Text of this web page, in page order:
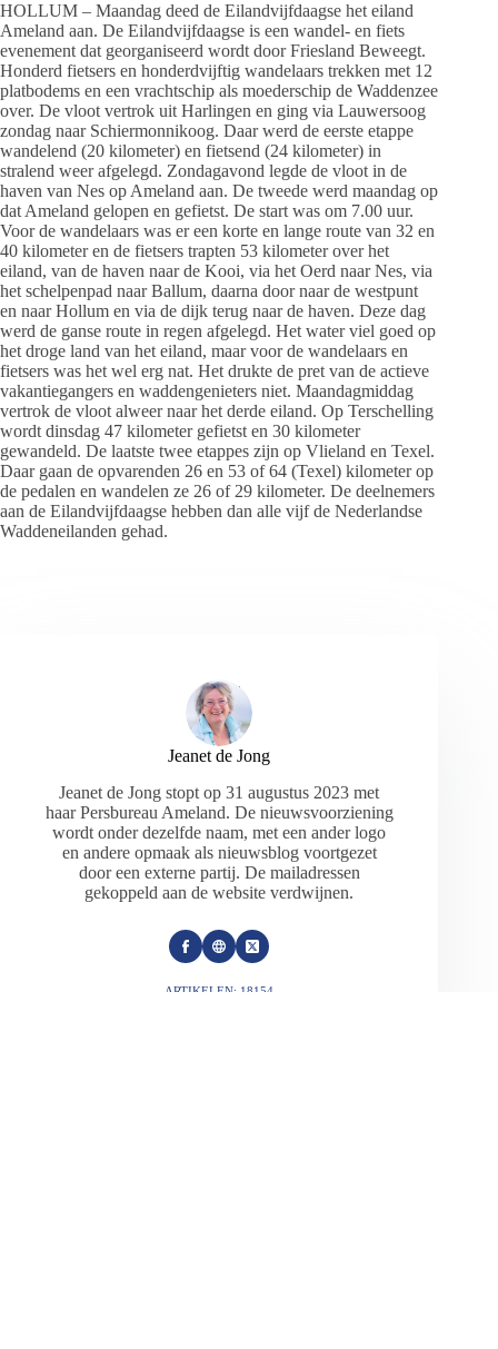
HOLLUM – Maandag deed de Eilandvijfdaagse het eiland
Ameland aan. De Eilandvijfdaagse is een wandel- en fiets
evenement dat georganiseerd wordt door Friesland Beweegt.
Honderd fietsers en honderdvijftig wandelaars trekken met 12
platbodems en een vrachtschip als moederschip de Waddenzee
over. De vloot vertrok uit Harlingen en ging via Lauwersoog
zondag naar Schiermonnikoog. Daar werd de eerste etappe
wandelend (20 kilometer) en fietsend (24 kilometer) in
stralend weer afgelegd. Zondagavond legde de vloot in de
haven van Nes op Ameland aan. De tweede werd maandag op
dat Ameland gelopen en gefietst. De start was om 7.00 uur.
Voor de wandelaars was er een korte en lange route van 32 en
40 kilometer en de fietsers trapten 53 kilometer over het
eiland, van de haven naar de Kooi, via het Oerd naar Nes, via
het schelpenpad naar Ballum, daarna door naar de westpunt
en naar Hollum en via de dijk terug naar de haven. Deze dag
werd de ganse route in regen afgelegd. Het water viel goed op
het droge land van het eiland, maar voor de wandelaars en
fietsers was het wel erg nat. Het drukte de pret van de actieve
vakantiegangers en waddengenieters niet. Maandagmiddag
vertrok de vloot alweer naar het derde eiland. Op Terschelling
wordt dinsdag 47 kilometer gefietst en 30 kilometer
gewandeld. De laatste twee etappes zijn op Vlieland en Texel.
Daar gaan de opvarenden 26 en 53 of 64 (Texel) kilometer op
de pedalen en wandelen ze 26 of 29 kilometer. De deelnemers
aan de Eilandvijfdaagse hebben dan alle vijf de Nederlandse
Waddeneilanden gehad.
Jeanet de Jong
Jeanet de Jong stopt op 31 augustus 2023 met
haar Persbureau Ameland. De nieuwsvoorziening
wordt onder dezelfde naam, met een ander logo
en andere opmaak als nieuwsblog voortgezet
door een externe partij. De mailadressen
gekoppeld aan de website verdwijnen.
ARTIKELEN: 18154